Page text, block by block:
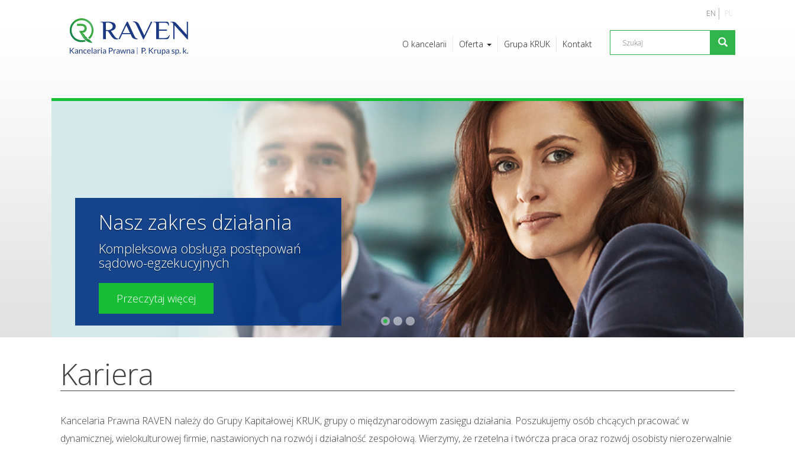
EN PL
O kancelarii Oferta Grupa KRUK Kontakt
Nasz zakres działania
Kompleksowa obsługa postępowań
sądowo-egzekucyjnych
Przeczytaj więcej
Kariera
Kancelaria Prawna RAVEN należy do Grupy Kapitałowej KRUK, grupy o międzynarodowym zasięgu działania. Poszukujemy osób chcących pracować w
dynamicznej, wielokulturowej firmie, nastawionych na rozwój i działalność zespołową. Wierzymy, że rzetelna i twórcza praca oraz rozwój osobisty nierozerwalnie